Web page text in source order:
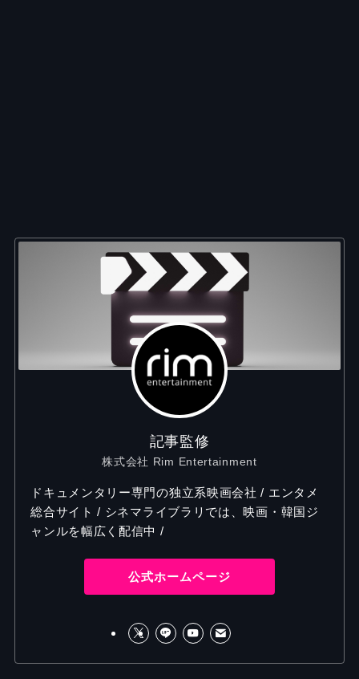
記事監修
株式会社 Rim Entertainment
ドキュメンタリー専門の独立系映画会社 / エンタメ
総合サイト / シネマライブラリでは、映画・韓国ジ
ャンルを幅広く配信中 /
公式ホームページ